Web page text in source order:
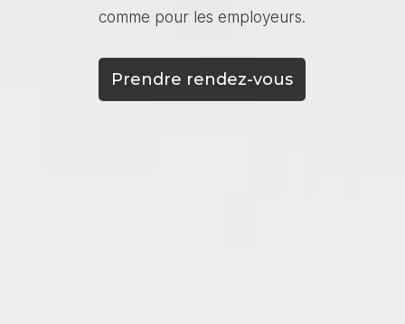
comme pour les employeurs.
Prendre rendez-vous